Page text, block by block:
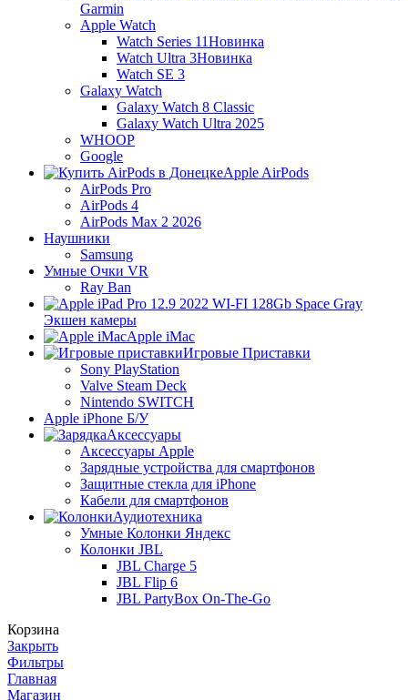
Garmin
Apple Watch
Watch Series 11Новинка
Watch Ultra 3Новинка
Watch SE 3
Galaxy Watch
Galaxy Watch 8 Classic
Galaxy Watch Ultra 2025
WHOOP
Google
Apple AirPods
AirPods Pro
AirPods 4
AirPods Max 2 2026
Наушники
Samsung
Умные Очки VR
Ray Ban
Экшен камеры
Apple iMac
Игровые Приставки
Sony PlayStation
Valve Steam Deck
Nintendo SWITCH
Apple iPhone Б/У
Аксессуары
Аксессуары Apple
Зарядные устройства для смартфонов
Защитные стекла для iPhone
Кабели для смартфонов
Аудиотехника
Умные Колонки Яндекс
Колонки JBL
JBL Charge 5
JBL Flip 6
JBL PartyBox On-The-Go
Корзина
Закрыть
Фильтры
Главная
Магазин